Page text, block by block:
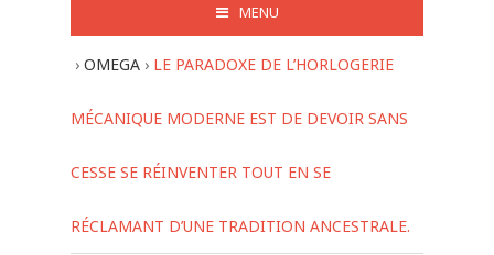
MENU
› OMEGA › LE PARADOXE DE L’HORLOGERIE
MÉCANIQUE MODERNE EST DE DEVOIR SANS
CESSE SE RÉINVENTER TOUT EN SE
RÉCLAMANT D’UNE TRADITION ANCESTRALE.